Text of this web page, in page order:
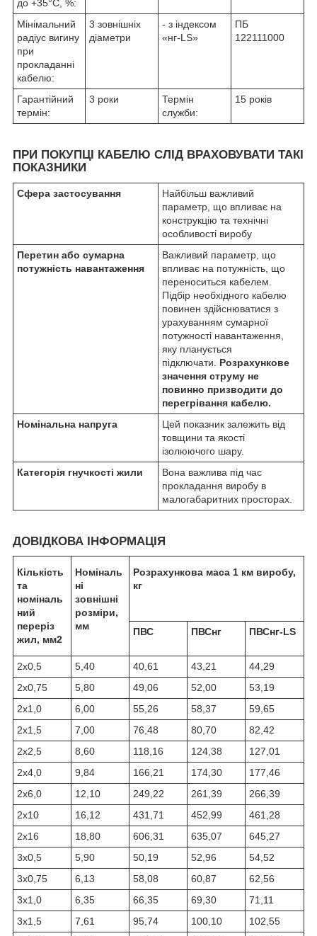
до +35°С, %:
Мінімальний
радіус вигину
при
прокладанні
кабелю:
3 зовнішніх
діаметри
- з індексом
«нг-LS»
ПБ
122111000
Гарантійний
термін:
3 роки
Термін
служби:
15 років
ПРИ ПОКУПЦІ КАБЕЛЮ СЛІД ВРАХОВУВАТИ ТАКІ
ПОКАЗНИКИ
Сфера застосування
Найбільш важливий
параметр, що впливає на
конструкцію та технічні
особливості виробу
Перетин або сумарна
потужність навантаження
Важливий параметр, що
впливає на потужність, що
переноситься кабелем.
Підбір необхідного кабелю
повинен здійснюватися з
урахуванням сумарної
потужності навантаження,
яку планується
підключати. Розрахункове
значення струму не
повинно призводити до
перегрівання кабелю.
Номінальна напруга
Цей показник залежить від
товщини та якості
ізолюючого шару.
Категорія гнучкості жили
Вона важлива під час
прокладання виробу в
малогабаритних просторах.
ДОВІДКОВА ІНФОРМАЦІЯ
Кількість
та
номіналь
ний
переріз
жил, мм2
Номіналь
ні
зовнішні
розміри,
мм
Розрахункова маса 1 км виробу,
кг
ПВС ПВСнг ПВСнг-LS
2х0,5 5,40 40,61 43,21
44,29
2х0,75
5,80 49,06 52,00
53,19
2х1,0
6,00 55,26 58,37
59,65
2х1,5
7,00 76,48 80,70
82,42
2х2,5
8,60 118,16 124,38
127,01
2х4,0
9,84 166,21 174,30
177,46
2х6,0
12,10 249,22 261,39
266,39
2х10
16,12 431,71 452,99
461,28
2х16
18,80 606,31 635,07
645,27
3х0,5
5,90 50,19 52,96
54,52
3х0,75
6,13 58,08 60,87
62,56
3х1,0
6,35 66,35 69,30
71,11
3х1,5
7,61 95,74 100,10
102,55